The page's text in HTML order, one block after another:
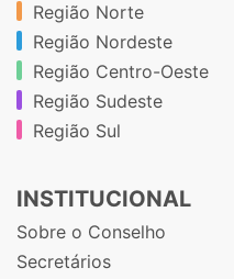
Região Norte
Região Nordeste
Região Centro-Oeste
Região Sudeste
Região Sul
INSTITUCIONAL
Sobre o Conselho
Secretários